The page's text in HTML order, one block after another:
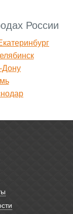
России
Дону